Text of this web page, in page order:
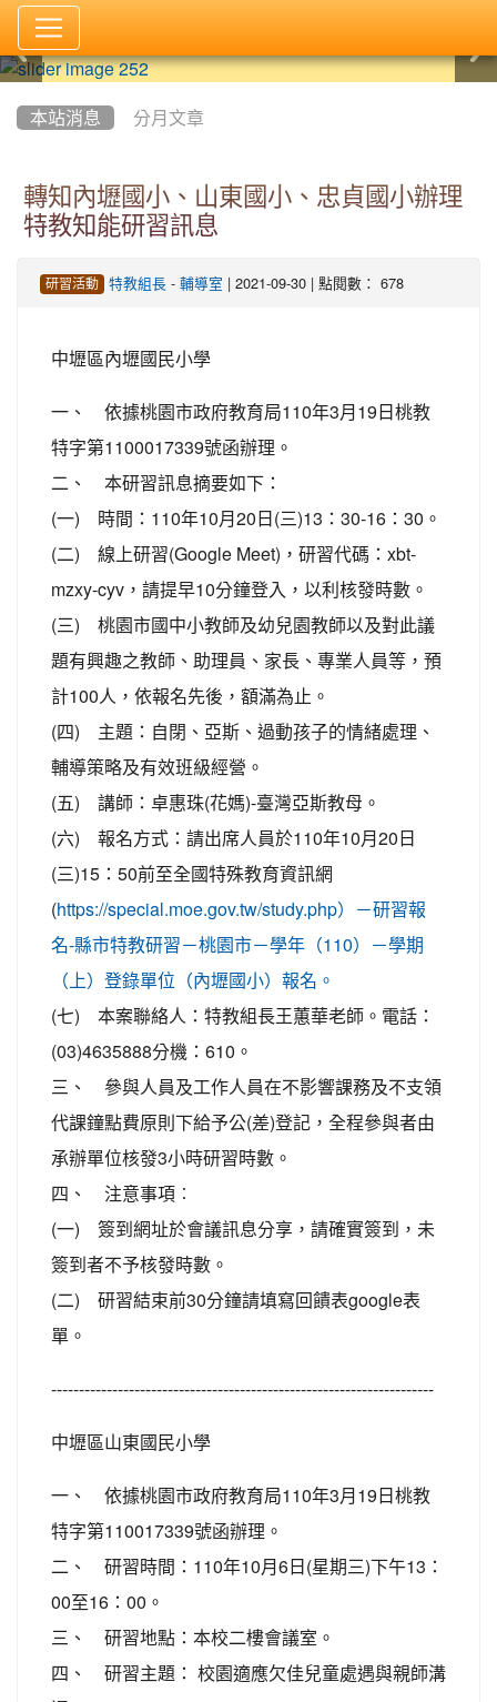
本站消息 分月文章
轉知內壢國小、山東國小、忠貞國小辦理
特教知能研習訊息
研習活動 特教組長- 輔導室 | 2021-09-30 | 點閱數： 678
中壢區內壢國民小學
一、 依據桃園市政府教育局110年3月19日桃教
特字第1100017339號函辦理。
二、 本研習訊息摘要如下：
(一) 時間：110年10月20日(三)13：30-16：30。
(二) 線上研習(Google Meet)，研習代碼：xbt-
mzxy-cyv，請提早10分鐘登入，以利核發時數。
(三) 桃園市國中小教師及幼兒園教師以及對此議
題有興趣之教師、助理員、家長、專業人員等，預
計100人，依報名先後，額滿為止。
(四) 主題：自閉、亞斯、過動孩子的情緒處理、
輔導策略及有效班級經營。
(五) 講師：卓惠珠(花媽)-臺灣亞斯教母。
(六) 報名方式：請出席人員於110年10月20日
(三)15：50前至全國特殊教育資訊網
(https://special.moe.gov.tw/study.php）－研習報
名-縣市特教研習－桃園市－學年（110）－學期
（上）登錄單位（內壢國小）報名。
(七) 本案聯絡人：特教組長王蕙華老師。電話：
(03)4635888分機：610。
三、 參與人員及工作人員在不影響課務及不支領
代課鐘點費原則下給予公(差)登記，全程參與者由
承辦單位核發3小時研習時數。
四、 注意事項︰
(一) 簽到網址於會議訊息分享，請確實簽到，未
簽到者不予核發時數。
(二) 研習結束前30分鐘請填寫回饋表google表
單。
---------------------------------------------------------------------
中壢區山東國民小學
一、 依據桃園市政府教育局110年3月19日桃教
特字第110017339號函辦理。
二、 研習時間：110年10月6日(星期三)下午13：
00至16：00。
三、 研習地點：本校二樓會議室。
四、 研習主題： 校園適應欠佳兒童處遇與親師溝